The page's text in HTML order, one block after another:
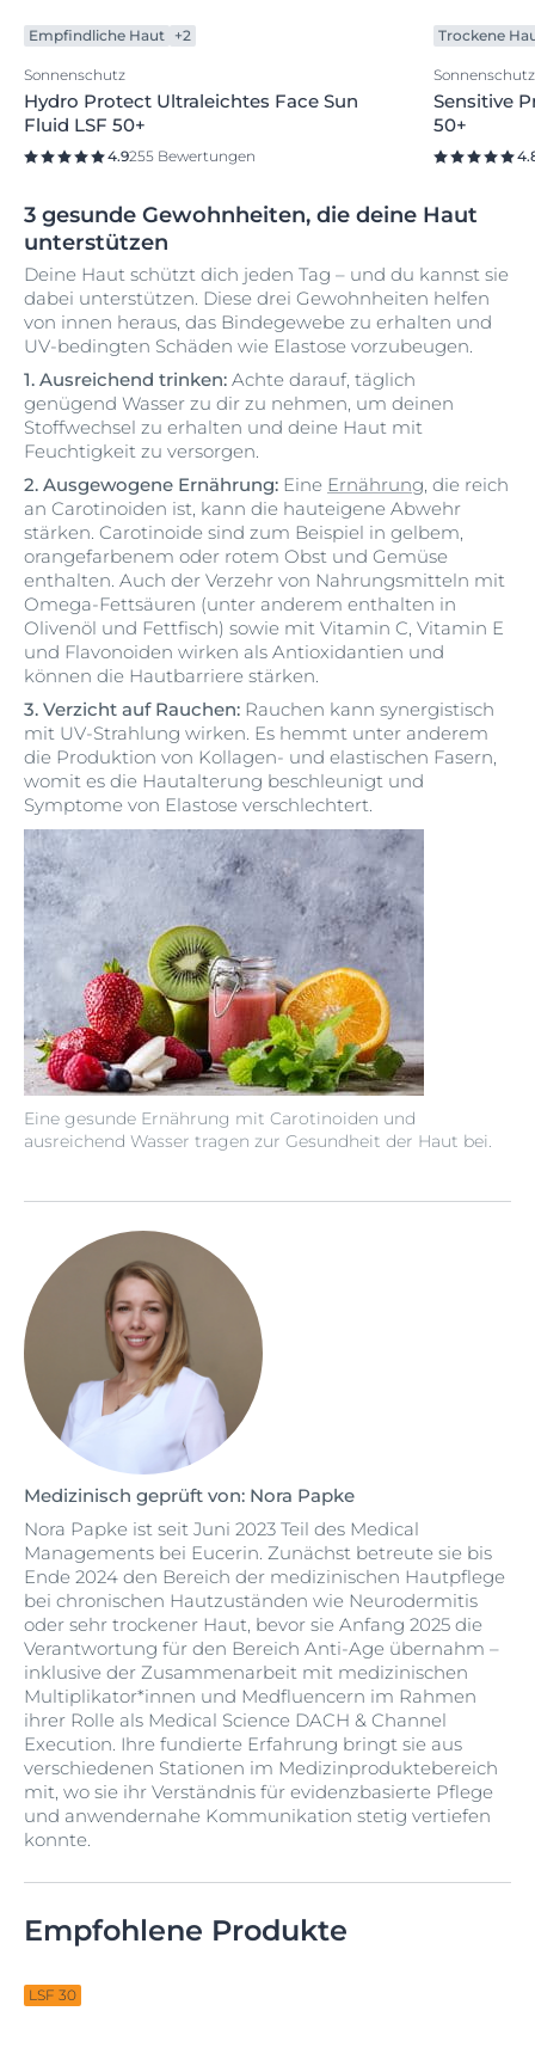
Empfindliche Haut +2
Sonnenschutz
Hydro Protect Ultraleichtes Face Sun
Fluid LSF 50+
4.9255 Bewertungen
Trockene
Sonnenschutz
Sensitive
50+
3 gesunde Gewohnheiten, die deine Haut
unterstützen
Eine gesunde Ernährung mit Carotinoiden und
ausreichend Wasser tragen zur Gesundheit der Haut bei.
Deine Haut schützt dich jeden Tag – und du kannst sie
dabei unterstützen. Diese drei Gewohnheiten helfen
von innen heraus, das Bindegewebe zu erhalten und
UV-bedingten Schäden wie Elastose vorzubeugen.
1. Ausreichend trinken: Achte darauf, täglich
genügend Wasser zu dir zu nehmen, um deinen
Stoffwechsel zu erhalten und deine Haut mit
Feuchtigkeit zu versorgen.
2. Ausgewogene Ernährung: Eine Ernährung, die reich
an Carotinoiden ist, kann die hauteigene Abwehr
stärken. Carotinoide sind zum Beispiel in gelbem,
orangefarbenem oder rotem Obst und Gemüse
enthalten. Auch der Verzehr von Nahrungsmitteln mit
Omega-Fettsäuren (unter anderem enthalten in
Olivenöl und Fettfisch) sowie mit Vitamin C, Vitamin E
und Flavonoiden wirken als Antioxidantien und
können die Hautbarriere stärken.
3. Verzicht auf Rauchen: Rauchen kann synergistisch
mit UV-Strahlung wirken. Es hemmt unter anderem
die Produktion von Kollagen- und elastischen Fasern,
womit es die Hautalterung beschleunigt und
Symptome von Elastose verschlechtert.
Medizinisch geprüft von: Nora Papke
Nora Papke ist seit Juni 2023 Teil des Medical
Managements bei Eucerin. Zunächst betreute sie bis
Ende 2024 den Bereich der medizinischen Hautpflege
bei chronischen Hautzuständen wie Neurodermitis
oder sehr trockener Haut, bevor sie Anfang 2025 die
Verantwortung für den Bereich Anti-Age übernahm –
inklusive der Zusammenarbeit mit medizinischen
Multiplikator*innen und Medfluencern im Rahmen
ihrer Rolle als Medical Science DACH & Channel
Execution. Ihre fundierte Erfahrung bringt sie aus
verschiedenen Stationen im Medizinproduktebereich
mit, wo sie ihr Verständnis für evidenzbasierte Pflege
und anwendernahe Kommunikation stetig vertiefen
konnte.
Empfohlene Produkte
LSF 30